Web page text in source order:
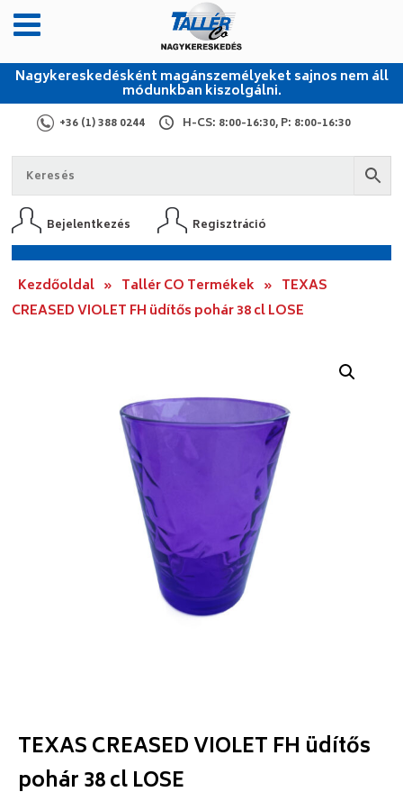
Nagykereskedésként magánszemélyeket sajnos nem áll
módunkban kiszolgálni.
+36 (1) 388 0244 H-CS: 8:00-16:30, P: 8:00-16:30
Bejelentkezés Regisztráció
Kezdőoldal » Tallér CO Termékek » TEXAS
CREASED VIOLET FH üdítős pohár 38 cl LOSE
TEXAS CREASED VIOLET FH üdítős
pohár 38 cl LOSE